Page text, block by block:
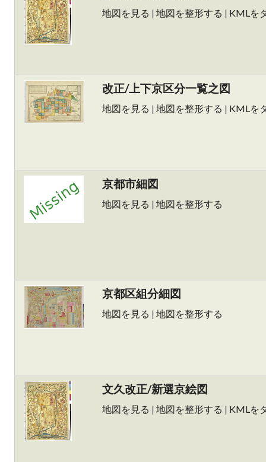
地図を見る | 地図を整形する | KMLを
改正/上下京区分一覧之図
地図を見る | 地図を整形する | KMLを
京都市細図
地図を見る | 地図を整形する
京都区組分細図
地図を見る | 地図を整形する
文久改正/新選京絵図
地図を見る | 地図を整形する | KMLを